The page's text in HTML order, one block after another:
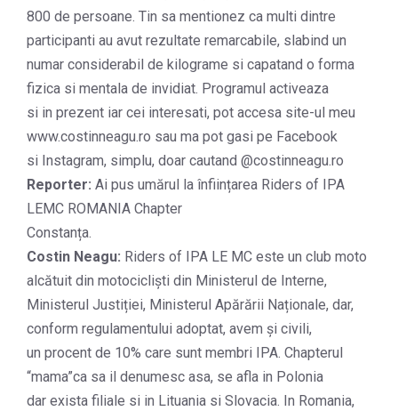
800 de persoane. Tin sa mentionez ca multi dintre
participanti au avut rezultate remarcabile, slabind un
numar considerabil de kilograme si capatand o forma
fizica si mentala de invidiat. Programul activeaza
si in prezent iar cei interesati, pot accesa site-ul meu
www.costinneagu.ro sau ma pot gasi pe Facebook
si Instagram, simplu, doar cautand @costinneagu.ro
Reporter: Ai pus umărul la înființarea Riders of IPA
LEMC ROMANIA Chapter
Constanța.
Costin Neagu: Riders of IPA LE MC este un club moto
alcătuit din motocicliști din Ministerul de Interne,
Ministerul Justiției, Ministerul Apărării Naționale, dar,
conform regulamentului adoptat, avem și civili,
un procent de 10% care sunt membri IPA. Chapterul
“mama”ca sa il denumesc asa, se afla in Polonia
dar exista filiale si in Lituania si Slovacia. In Romania,